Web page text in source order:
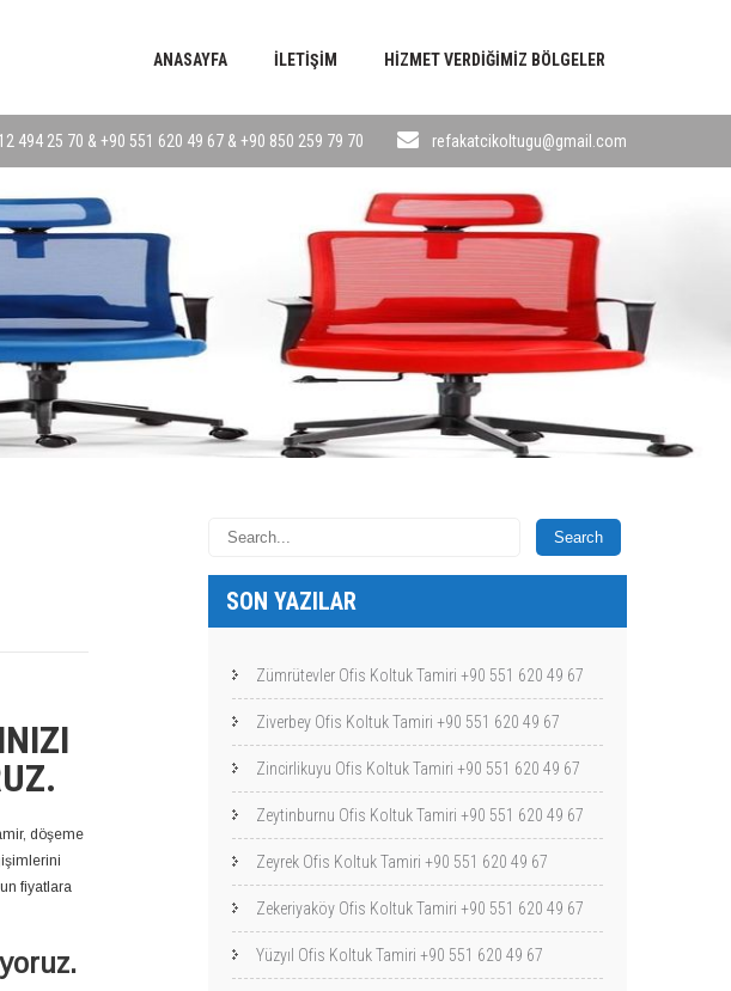
ANASAYFA İLETIŞIM HIZMET VERDIĞIMIZ BÖLGELER
494 25 70 & +90 551 620 49 67 & +90 850 259 79 70 refakatcikoltugu@gmail.com
döşeme
fiyatlara
SON YAZILAR
Zümrütevler Ofis Koltuk Tamiri +90 551 620 49 67
Ziverbey Ofis Koltuk Tamiri +90 551 620 49 67
Zincirlikuyu Ofis Koltuk Tamiri +90 551 620 49 67
Zeytinburnu Ofis Koltuk Tamiri +90 551 620 49 67
Zeyrek Ofis Koltuk Tamiri +90 551 620 49 67
Zekeriyaköy Ofis Koltuk Tamiri +90 551 620 49 67
Yüzyıl Ofis Koltuk Tamiri +90 551 620 49 67